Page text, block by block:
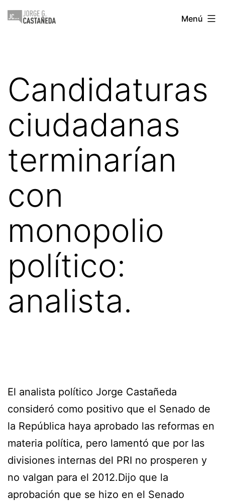
Saltar
Jorge
Menú
Candidaturas
ciudadanas
terminarían
con
monopolio
político:
analista.
El analista político Jorge Castañeda
consideró como positivo que el Senado de
la República haya aprobado las reformas en
materia política, pero lamentó que por las
divisiones internas del PRI no prosperen y
no valgan para el 2012.Dijo que la
aprobación que se hizo en el Senado